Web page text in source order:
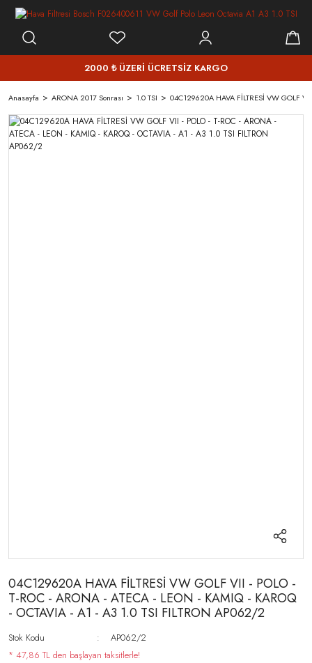
2000 ₺ ÜZERİ ÜCRETSİZ KARGO
Anasayfa ARONA 2017 Sonrası 1.0 TSI 04C129620A HAVA FİLTRESİ VW GOLF
04C129620A HAVA FİLTRESİ VW GOLF VII - POLO -
T-ROC - ARONA - ATECA - LEON - KAMIQ - KAROQ
- OCTAVIA - A1 - A3 1.0 TSI FILTRON AP062/2
Stok Kodu
AP062/2
* 47,86 TL den başlayan taksitlerle!